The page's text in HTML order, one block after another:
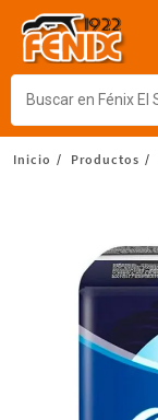
Inicio Productos